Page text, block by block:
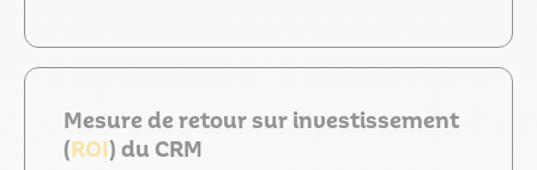
Mesure de retour sur investissement
(ROI) du CRM